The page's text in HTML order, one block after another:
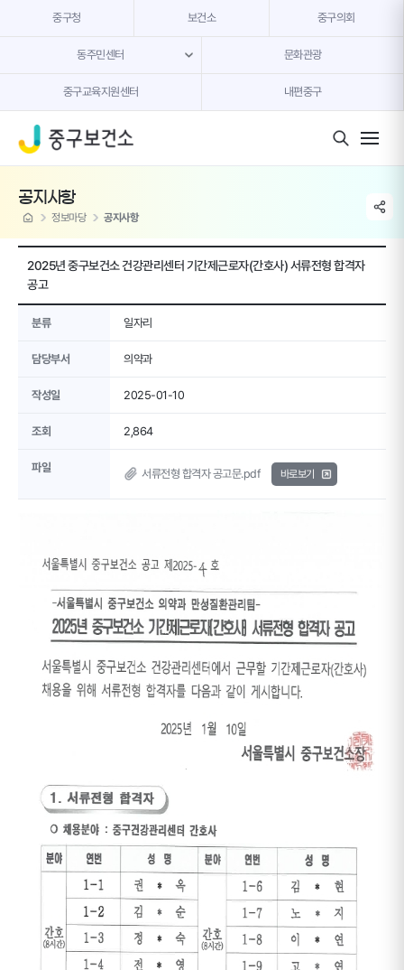
중구청 보건소 중구의회
동주민센터 문화관광
중구교육지원센터 내편중구
공지사항
home 정보마당 공지사항
share
2025년 중구보건소 건강관리센터 기간제근로자(간호사) 서류전형 합격자
공고
분류 일자리
담당부서 의약과
작성일 2025-01-10
조회 2,864
파일 서류전형 합격자 공고문.pdf 바로보기